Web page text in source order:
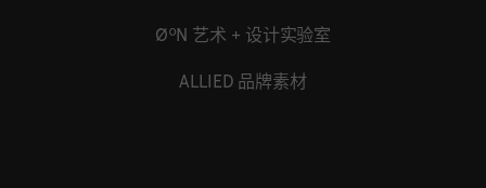
ØºN 艺术 + 设计实验室
ALLIED 品牌素材